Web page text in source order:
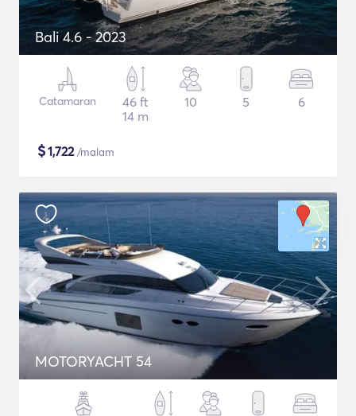
Bali 4.6 - 2023
Catamaran
46 ft
14 m
10 5 6
$1,722/malam
MOTORYACHT 54